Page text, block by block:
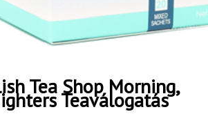
Tea Shop Morning,
Teaválogatás